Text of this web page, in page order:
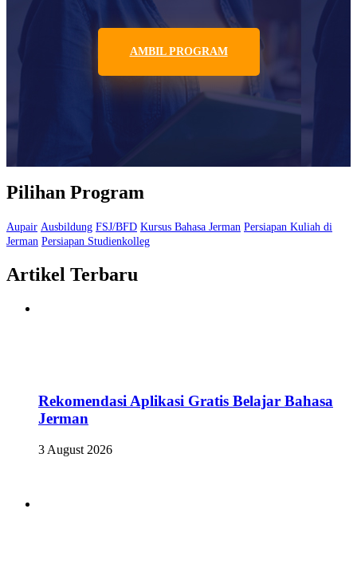
AMBIL PROGRAM
Pilihan Program
Aupair Ausbildung FSJ/BFD Kursus Bahasa Jerman Persiapan Kuliah di
Jerman Persiapan Studienkolleg
Artikel Terbaru
Rekomendasi Aplikasi Gratis Belajar Bahasa
Jerman
3 August 2026